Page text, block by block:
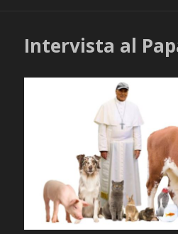
Intervista al